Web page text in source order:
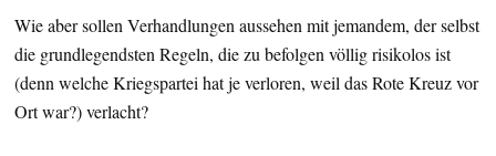
Wie aber sollen Verhandlungen aussehen mit jemandem, der selbst
die grundlegendsten Regeln, die zu befolgen völlig risikolos ist
(denn welche Kriegspartei hat je verloren, weil das Rote Kreuz vor
Ort war?) verlacht?